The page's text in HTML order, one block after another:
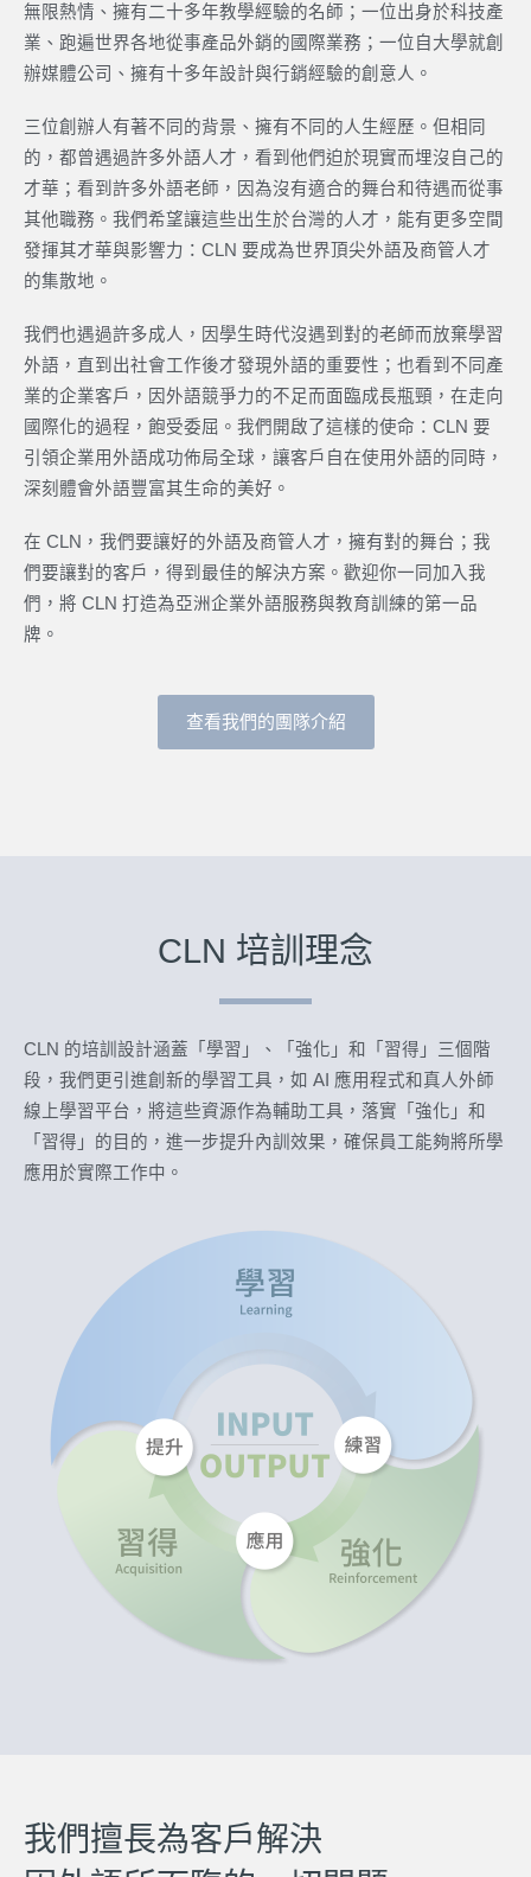
無限熱情、 擁有二十多年教學經驗的名師；一位出身於科技產
業、 跑遍世界各地從事產品外銷的國際業務； 一位自大學就創
辦媒體公司、擁有十多年設計與行銷經驗的創意人。
三位創辦人有著不同的背景、擁有不同的人生經歷。但相同
的， 都曾遇過許多外語人才，看到他們迫於現實而埋沒自己的
才華； 看到許多外語老師，因為沒有適合的舞台和待遇而從事
其他職務。 我們希望讓這些出生於台灣的人才， 能有更多空間
發揮其才華與影響力：CLN 要成為世界頂尖外語及商管人才
的集散地。
我們也遇過許多成人，因學生時代沒遇到對的老師而放棄學習
外語， 直到出社會工作後才發現外語的重要性； 也看到不同產
業的企業客戶，因外語競爭力的不足而面臨成長瓶頸， 在走向
國際化的過程，飽受委屈。我們開啟了這樣的使命：CLN 要
引領企業用外語成功佈局全球，讓客戶自在使用外語的同時，
深刻體會外語豐富其生命的美好。
在 CLN，我們要讓好的外語及商管人才，擁有對的舞台； 我
們要讓對的客戶，得到最佳的解決方案。歡迎你一同加入我
們，將 CLN 打造為亞洲企業外語服務與教育訓練的第一品
牌。
查看我們的團隊介紹
CLN 培訓理念
CLN 的培訓設計涵蓋「學習」、「強化」和「習得」三個階
段， 我們更引進創新的學習工具，如 AI 應用程式和真人外師
線上學習平台，將這些資源作為輔助工具，落實「強化」和
「習得」的目的，進一步提升內訓效果， 確保員工能夠將所學
應用於實際工作中 。
我們擅長為客戶解決